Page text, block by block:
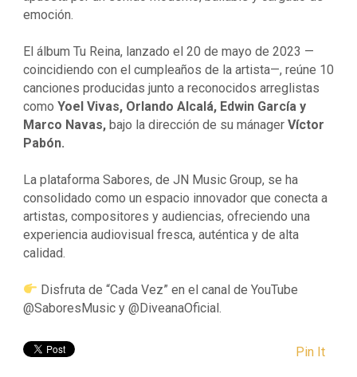
emoción.
El álbum Tu Reina, lanzado el 20 de mayo de 2023 —
coincidiendo con el cumpleaños de la artista—, reúne 10
canciones producidas junto a reconocidos arreglistas
como Yoel Vivas, Orlando Alcalá, Edwin García y
Marco Navas, bajo la dirección de su mánager Víctor
Pabón.
La plataforma Sabores, de JN Music Group, se ha
consolidado como un espacio innovador que conecta a
artistas, compositores y audiencias, ofreciendo una
experiencia audiovisual fresca, auténtica y de alta
calidad.
Disfruta de “Cada Vez” en el canal de YouTube
@SaboresMusic y @DiveanaOficial.
Pin It